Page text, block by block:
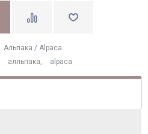
Альпака / Alpaca
алльпака, alpaca